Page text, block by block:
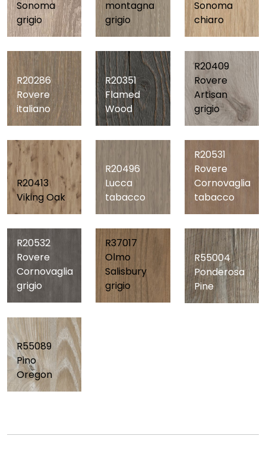
Sonoma
grigio
montagna
grigio
Sonoma
chiaro
R20286
Rovere
italiano
R20351
Flamed
Wood
R20409
Rovere
Artisan
grigio
R20413
Viking Oak
R20496
Lucca
tabacco
R20531
Rovere
Cornovaglia
tabacco
R20532
Rovere
Cornovaglia
grigio
R37017
Olmo
Salisbury
grigio
R55004
Ponderosa
Pine
R55089
Pino
Oregon